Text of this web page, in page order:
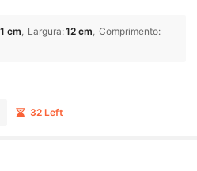
1 cm Largura:12 cm Comprimento:
32 Left